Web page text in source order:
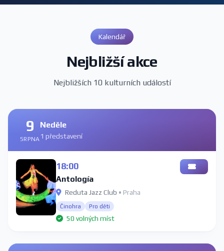
Kalendář
Nejbližší akce
Nejbližších 10 kulturních událostí
9
SRPNA
Neděle
1 představení
18:00
Antología
Reduta Jazz Club • Praha
Činohra Pro děti
50 volných míst